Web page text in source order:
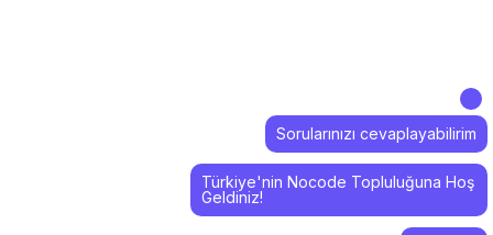
Türkiye'nin Nocode Topluluğuna Hoş
Geldiniz!
Sorularınızı cevaplayabilirim